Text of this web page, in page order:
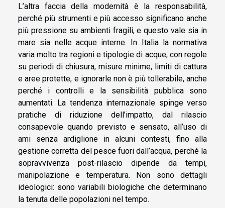
L’altra faccia della modernità è la responsabilità,
perché più strumenti e più accesso significano anche
più pressione su ambienti fragili, e questo vale sia in
mare sia nelle acque interne. In Italia la normativa
varia molto tra regioni e tipologie di acque, con regole
su periodi di chiusura, misure minime, limiti di cattura
e aree protette, e ignorarle non è più tollerabile, anche
perché i controlli e la sensibilità pubblica sono
aumentati. La tendenza internazionale spinge verso
pratiche di riduzione dell’impatto, dal rilascio
consapevole quando previsto e sensato, all’uso di
ami senza ardiglione in alcuni contesti, fino alla
gestione corretta del pesce fuori dall’acqua, perché la
sopravvivenza post-rilascio dipende da tempi,
manipolazione e temperatura. Non sono dettagli
ideologici: sono variabili biologiche che determinano
la tenuta delle popolazioni nel tempo.